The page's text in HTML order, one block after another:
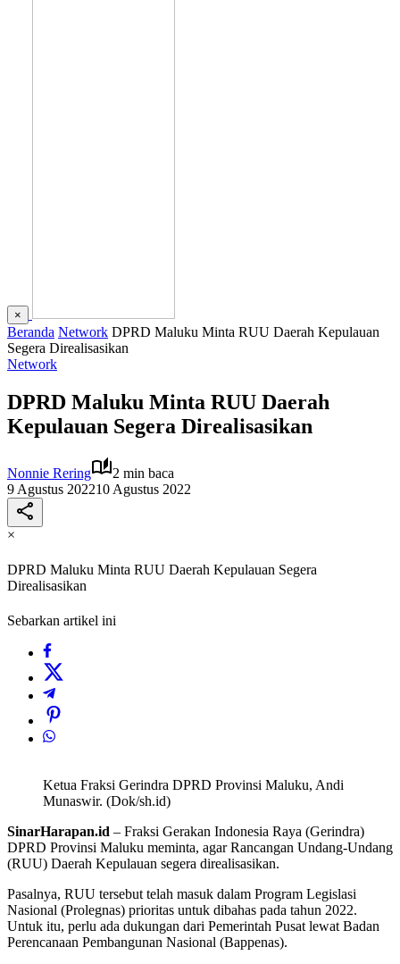
×
Beranda Network DPRD Maluku Minta RUU Daerah Kepulauan
Segera Direalisasikan
Network
DPRD Maluku Minta RUU Daerah
Kepulauan Segera Direalisasikan
Nonnie Rering
2 min baca
9 Agustus 202210 Agustus 2022
×
DPRD Maluku Minta RUU Daerah Kepulauan Segera
Direalisasikan
Sebarkan artikel ini
Ketua Fraksi Gerindra DPRD Provinsi Maluku, Andi
Munaswir. (Dok/sh.id)
SinarHarapan.id – Fraksi Gerakan Indonesia Raya (Gerindra)
DPRD Provinsi Maluku meminta, agar Rancangan Undang-Undang
(RUU) Daerah Kepulauan segera direalisasikan.
Pasalnya, RUU tersebut telah masuk dalam Program Legislasi
Nasional (Prolegnas) prioritas untuk dibahas pada tahun 2022.
Untuk itu, perlu ada dukungan dari Pemerintah Pusat lewat Badan
Perencanaan Pembangunan Nasional (Bappenas).